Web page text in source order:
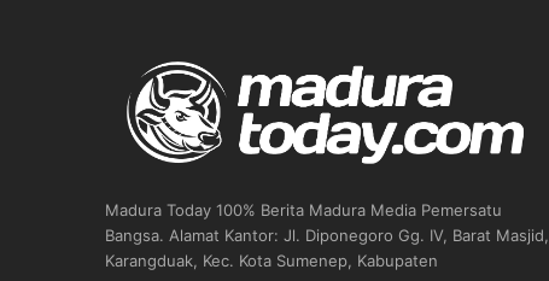
Madura Today 100% Berita Madura Media Pemersatu
Bangsa. Alamat Kantor: Jl. Diponegoro Gg. IV, Barat Masjid,
Karangduak, Kec. Kota Sumenep, Kabupaten